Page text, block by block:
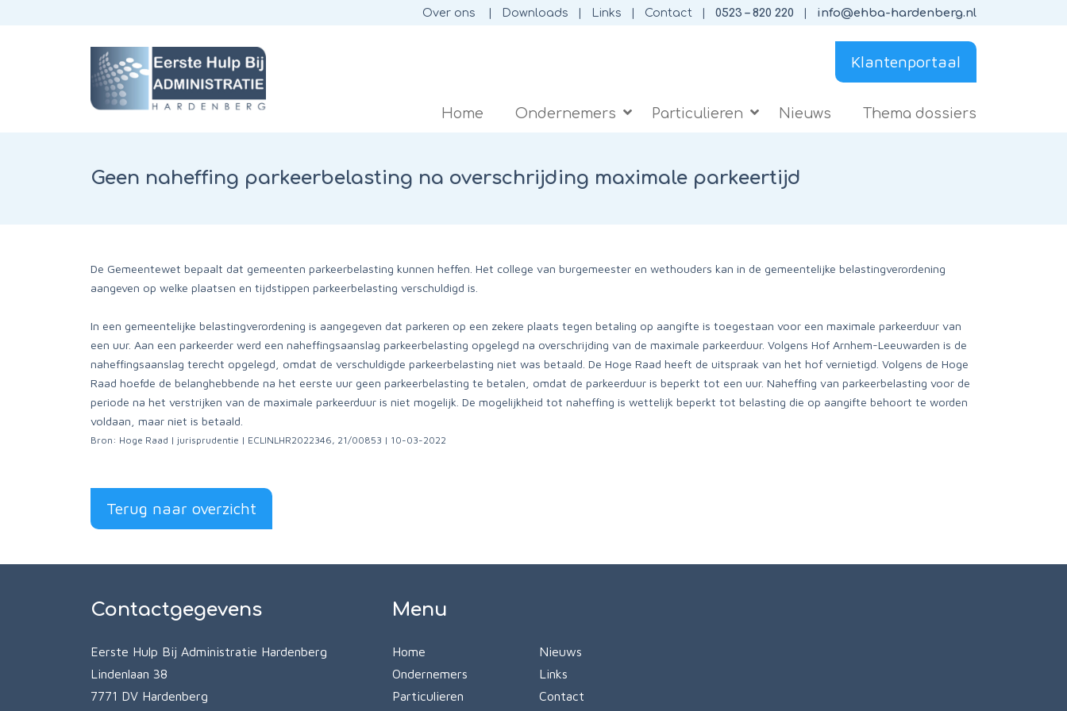
Over ons Downloads Links Contact 0523 – 820 220 info@ehba-hardenberg.nl
Klantenportaal
Home Ondernemers Particulieren Nieuws Thema dossiers
Geen naheffing parkeerbelasting na overschrijding maximale parkeertijd
De Gemeentewet bepaalt dat gemeenten parkeerbelasting kunnen heffen. Het college van burgemeester en wethouders kan in de gemeentelijke belastingverordening
aangeven op welke plaatsen en tijdstippen parkeerbelasting verschuldigd is.
In een gemeentelijke belastingverordening is aangegeven dat parkeren op een zekere plaats tegen betaling op aangifte is toegestaan voor een maximale parkeerduur van
een uur. Aan een parkeerder werd een naheffingsaanslag parkeerbelasting opgelegd na overschrijding van de maximale parkeerduur. Volgens Hof Arnhem-Leeuwarden is de
naheffingsaanslag terecht opgelegd, omdat de verschuldigde parkeerbelasting niet was betaald. De Hoge Raad heeft de uitspraak van het hof vernietigd. Volgens de Hoge
Raad hoefde de belanghebbende na het eerste uur geen parkeerbelasting te betalen, omdat de parkeerduur is beperkt tot een uur. Naheffing van parkeerbelasting voor de
periode na het verstrijken van de maximale parkeerduur is niet mogelijk. De mogelijkheid tot naheffing is wettelijk beperkt tot belasting die op aangifte behoort te worden
voldaan, maar niet is betaald.
Bron: Hoge Raad | jurisprudentie | ECLINLHR2022346, 21/00853 | 10-03-2022
Terug naar overzicht
Contactgegevens
Eerste Hulp Bij Administratie Hardenberg
Lindenlaan 38
7771 DV Hardenberg
Menu
Home
Ondernemers
Particulieren
Nieuws
Links
Contact